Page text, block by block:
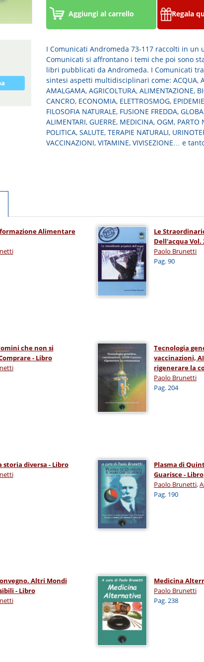
Aggiungi al carrello Regala
I Comunicati Andromeda 73-117 raccolti in un
Comunicati si affrontano i temi che poi sono
libri pubblicati da Andromeda. I Comunicati
sintesi aspetti multidisciplinari come: ACQUA,
AMALGAMA, AGRICOLTURA, ALIMENTAZIONE,
CANCRO, ECONOMIA, ELETTROSMOG,
FILOSOFIA NATURALE, FUSIONE FREDDA,
ALIMENTARI, GUERRE, MEDICINA, OGM, PARTO
POLITICA, SALUTE, TERAPIE NATURALI,
VACCINAZIONI, VITAMINE, VIVISEZIONE… e
Alimentare
Le
Dell'acqua Vol.
Paolo Brunetti
Pag. 90
che non si
- Libro
Tecnologia
vaccinazioni,
rigenerare la
Paolo Brunetti
Pag. 204
storia diversa - Libro
Plasma di
Guarisce - Libro
Paolo Brunetti,
Pag. 190
Altri Mondi
- Libro
Medicina
Paolo Brunetti
Pag. 238